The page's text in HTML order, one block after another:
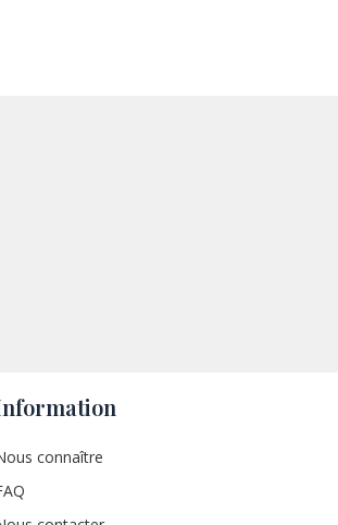
connaître